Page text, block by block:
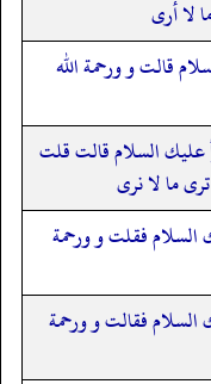
لا أرى
قالت و ورحمة الله
عليك السلام قالت قلت
ترى ما لا نرى
السلام فقلت و ورحمة
فقالت و ورحمة